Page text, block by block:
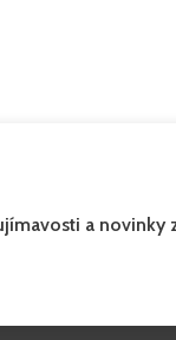
a novinky